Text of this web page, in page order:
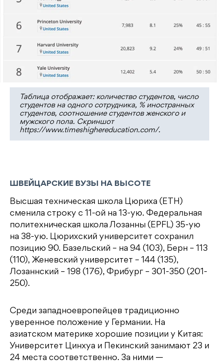
Таблица отображает: количество студентов, число
студентов на одного сотрудника, % иностранных
студентов, соотношение студентов женского и
мужского пола. Скриншот
https://www.timeshighereducation.com/.
ШВЕЙЦАРСКИЕ ВУЗЫ НА ВЫСОТЕ
Высшая техническая школа Цюриха (ETH)
сменила строку с 11-ой на 13-ую. Федеральная
политехническая школа Лозанны (EPFL) 35-ую
на 38-ую. Цюрихский университет сохранил
позицию 90. Базельский – на 94 (103), Берн – 113
(110), Женевский университет – 144 (135),
Лозаннский – 198 (176), Фрибург – 301-350 (201-
250).
Среди западноевропейцев традиционно
уверенное положение у Германии. На
азиатском материке хорошие позиции у Китая:
Университет Цинхуа и Пекинский занимают 23 и
24 места соответственно. За ними —